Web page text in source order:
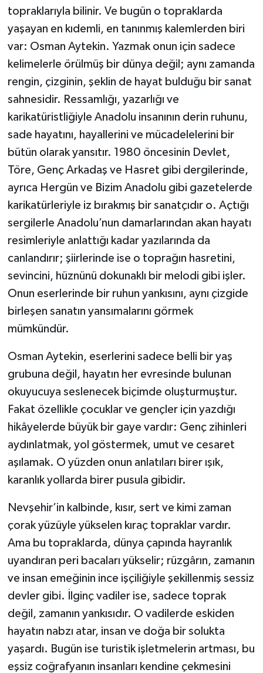
topraklarıyla bilinir. Ve bugün o topraklarda
yaşayan en kıdemli, en tanınmış kalemlerden biri
var: Osman Aytekin. Yazmak onun için sadece
kelimelerle örülmüş bir dünya değil; aynı zamanda
rengin, çizginin, şeklin de hayat bulduğu bir sanat
sahnesidir. Ressamlığı, yazarlığı ve
karikatüristliğiyle Anadolu insanının derin ruhunu,
sade hayatını, hayallerini ve mücadelelerini bir
bütün olarak yansıtır. 1980 öncesinin Devlet,
Töre, Genç Arkadaş ve Hasret gibi dergilerinde,
ayrıca Hergün ve Bizim Anadolu gibi gazetelerde
karikatürleriyle iz bırakmış bir sanatçıdır o. Açtığı
sergilerle Anadolu’nun damarlarından akan hayatı
resimleriyle anlattığı kadar yazılarında da
canlandırır; şiirlerinde ise o toprağın hasretini,
sevincini, hüznünü dokunaklı bir melodi gibi işler.
Onun eserlerinde bir ruhun yankısını, aynı çizgide
birleşen sanatın yansımalarını görmek
mümkündür.
Osman Aytekin, eserlerini sadece belli bir yaş
grubuna değil, hayatın her evresinde bulunan
okuyucuya seslenecek biçimde oluşturmuştur.
Fakat özellikle çocuklar ve gençler için yazdığı
hikâyelerde büyük bir gaye vardır: Genç zihinleri
aydınlatmak, yol göstermek, umut ve cesaret
aşılamak. O yüzden onun anlatıları birer ışık,
karanlık yollarda birer pusula gibidir.
Nevşehir’in kalbinde, kısır, sert ve kimi zaman
çorak yüzüyle yükselen kıraç topraklar vardır.
Ama bu topraklarda, dünya çapında hayranlık
uyandıran peri bacaları yükselir; rüzgârın, zamanın
ve insan emeğinin ince işçiliğiyle şekillenmiş sessiz
devler gibi. İlginç vadiler ise, sadece toprak
değil, zamanın yankısıdır. O vadilerde eskiden
hayatın nabzı atar, insan ve doğa bir solukta
yaşardı. Bugün ise turistik işletmelerin artması, bu
eşsiz coğrafyanın insanları kendine çekmesini